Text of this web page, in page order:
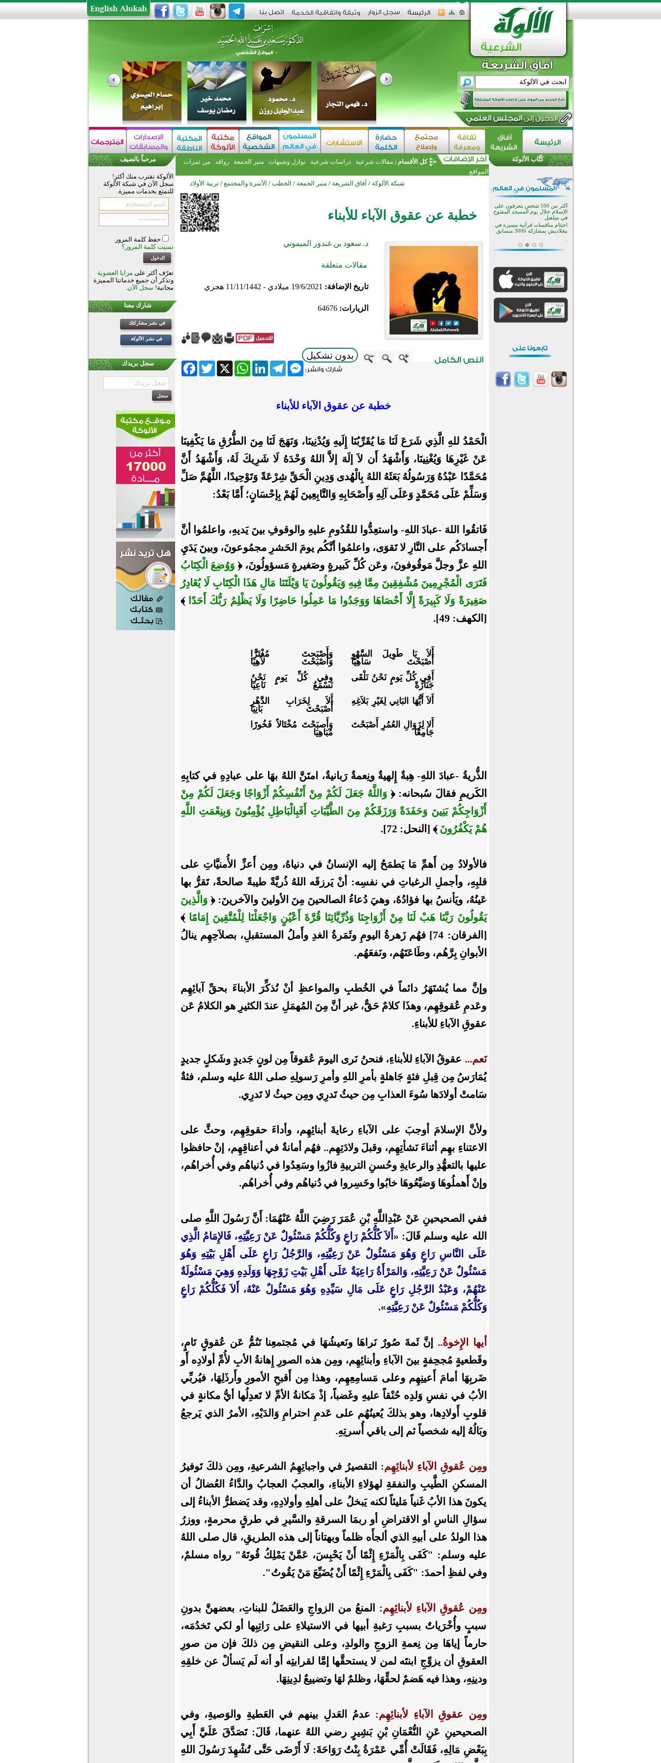
كل الأقسام | مقالات شرعية دراسات شرعية نوازل وشبهات منبر الجمعة روافد
من ثمرات
المواقع
شبكة الألوكة / آفاق الشريعة / منبر الجمعة / الخطب / الأسرة والمجتمع / تربية الأولاد
خطبة عن عقوق الآباء للأبناء
د. سعود بن غندور الميموني
مقالات متعلقة
تاريخ الإضافة: 19/6/2021 ميلادي - 11/11/1442 هجري
الزيارات:64676
بدون تشكيل
FacebookTwitter X
WhatsAppLinkedInTelegram
Messenger
خطبة عن عقوق الآباء للأبناء
الْحَمْدُ للهِ الَّذِي شَرَعَ لَنَا مَا يُقَرِّبُنَا إِلَيهِ وَيُدْنِينَا، وَنَهَجَ لَنَا مِنَ الطُّرُقِ مَا يَكْفِينَا
عَنْ غَيْرِهَا وَيُغْنِينَا، وَأَشْهَدُ أَن لاَ إلَهَ إلاَّ اللهُ وَحْدَهُ لَا شَرِيكَ لَهُ، وَأَشْهَدُ أَنَّ
مُحَمَّدًا عَبْدُهُ وَرَسُولُهُ بَعَثَهُ اللهُ بِالْهُدى وَدِينِ الْحَقِّ شِرْعَةً وَتَوْحِيدًا، اللَّهُمَّ صَلِّ
وَسَلِّمْ عَلَى مُحَمَّدٍ وَعَلَى آلِهِ وَأَصْحَابِهِ وَالتَّابِعِينَ لَهُمْ بِإحْسَانٍ؛ أَمَّا بَعْدُ:
فَاتقُوا اللهَ -عبادَ اللهِ- واستعِدُّوا للقُدُومِ عليهِ والوقوفِ بينَ يَديهِ، واعلمُوا أنَّ
أَجسادَكُم على النَّارِ لا تَقوَى، واعلمُوا أنَّكُم يومَ الحَشرِ مجمُوعونَ، وبينَ يَدَيِ
اللهِ عزَّ وجلَّ مَوقُوفونَ، وعَن كُلِّ كَبيرةٍ وصَغيرةٍ مَسؤولُونَ، ﴿ وَوُضِعَ الْكِتَابُ
فَتَرَى الْمُجْرِمِينَ مُشْفِقِينَ مِمَّا فِيهِ وَيَقُولُونَ يَا وَيْلَتَنَا مَالِ هَذَا الْكِتَابِ لَا يُغَادِرُ
صَغِيرَةً وَلَا كَبِيرَةً إِلَّا أَحْصَاهَا وَوَجَدُوا مَا عَمِلُوا حَاضِرًا وَلَا يَظْلِمُ رَبُّكَ أَحَدًا ﴾
[الكهف: 49].
أَلاَ يَا طَوِيلَ السَّهْوِ
أَصْبَحْتَ سَاهِيًا
وَأَصْبَحتَ مُغْتَرًّا
وَأَصْبَحْتَ لاَهِيَا
أَفِي كُلِّ يَومٍ نَحْنُ نَلْقَى
جَنَازَةً
وفي كُلِّ يَومٍ نَحْنُ
نَسْمَعُ نَاعِيَا
أَلاَ أَيُّهَا البَانِي لِغَيْرِ بَلاَغِهِ
أَلاَ لِخَرَابِ الدَّهْرِ
أَصْبَحْتَ بَانِيَا
أَلا لِزَوَالِ العُمُرِ أَصْبَحْتَ
جَامِعًا
وَأَصبَحْتَ مُخْتَالاً فَخُورًا
مُبَاهِيَا
الذُّريةُ -عبادَ اللهِ- هِبةٌ إِلهيةٌ ونِعمةٌ رَبانيةٌ، امتَنَّ اللهُ بهَا على عبادِهِ في كتابِهِ
الكَريمِ فقالَ سُبحانه: ﴿وَاللَّهُ جَعَلَ لَكُمْ مِنْ أَنْفُسِكُمْ أَزْوَاجًا وَجَعَلَ لَكُمْ مِنْ
أَزْوَاجِكُمْ بَنِينَ وَحَفَدَةً وَرَزَقَكُمْ مِنَ الطَّيِّبَاتِ أَفَبِالْبَاطِلِ يُؤْمِنُونَ وَبِنِعْمَتِ اللَّهِ
هُمْ يَكْفُرُونَ ﴾ [النحل: 72].
فالأولادُ مِن أَهمِّ مَا يَطمَحُ إليه الإنسانُ في دنياهُ، ومِن أَعزِّ الأُمنيَّاتِ على
قلبِهِ، وأجملِ الرغباتِ في نفسِه: أنْ يَرزقَه اللهُ ذُريَّةً طيبةً صالحةً، تَقرُّ بها
عَينُهُ، ويَأنسُ بها فؤادُهُ، وهيَ دُعاءُ الصالحينَ مِنَ الأولينَ والآخرينَ: ﴿ وَالَّذِينَ
يَقُولُونَ رَبَّنَا هَبْ لَنَا مِنْ أَزْوَاجِنَا وَذُرِّيَّاتِنَا قُرَّةَ أَعْيُنٍ وَاجْعَلْنَا لِلْمُتَّقِينَ إِمَامًا ﴾
[الفرقان: 74] فهُم زَهرةُ اليومِ وثَمَرةُ الغدِ وأَملُ المستقبلِ، بصلاَحِهِم ينالُ
الأبوانِ بِرَّهُم، وطَاعَتَهُم، ونَفعَهُم.
وإنَّ مما يُشتَهَرُ دائماً في الخُطبِ والمواعظِ أنْ نُذكِّرَ الأبناءَ بحقِّ آبائِهِم
وعَدمِ عُقوقِهِم، وهذَا كلامٌ حَقٌّ، غير أنَّ مِنَ المُهمَلِ عندَ الكثيرِ هو الكلامُ عَن
عقوقِ الآباءِ للأبناءِ.
نَعم... عقوقُ الآباءِ للأبناءِ، فنحنُ نَرى اليومَ عُقوقاً مِن لونٍ جَديدٍ وشَكلٍ جديدٍ
يُمَارَسُ مِن قِبلِ فئةٍ جَاهلةٍ بأمرِ اللهِ وأمرِ رَسولِهِ صلى اللهُ عليه وسلم، فئةٌ
سَامتْ أولادَها سُوءَ العذابِ مِن حيثُ تَدرِي ومِن حيثُ لا تَدرِي.
ولأنَّ الإسلامَ أوجبَ على الآباءِ رعايةَ أبنائِهِم، وأداءَ حقوقِهِم، وحثَّ على
الاعتناءِ بهِم أثناءَ نَشأتِهِم، وقبلَ ولادَتِهِم.. فهُم أمانةٌ في أعناقِهِم، إنْ حافظوا
عليها بالتعهُّدِ والرعايةِ وحُسنِ التربيةِ فازُوا وسَعِدُوا في دُنياهُم وفي أُخراهُم،
وإنْ أَهملُوهَا وَضيَّعُوهَا خابُوا وخَسِروا في دُنياهُم وفي أُخراهُم.
ففي الصحيحينِ عَنْ عَبْدِاللَّهِ بْنِ عُمَرَ رَضِيَ اللَّهُ عَنْهُمَا: أَنَّ رَسُولَ اللَّهِ صلى
الله عليه وسلم قَالَ: « أَلاَ كُلُّكُمْ رَاعٍ وَكُلُّكُمْ مَسْئُولٌ عَنْ رَعِيَّتِهِ، فَالإِمَامُ الَّذِي
عَلَى النَّاسِ رَاعٍ وَهُوَ مَسْئُولٌ عَنْ رَعِيَّتِهِ، وَالرَّجُلُ رَاعٍ عَلَى أَهْلِ بَيْتِهِ وَهُوَ
مَسْئُولٌ عَنْ رَعِيَّتِهِ، وَالمَرْأَةُ رَاعِيَةٌ عَلَى أَهْلِ بَيْتِ زَوْجِهَا وَوَلَدِهِ وَهِيَ مَسْئُولَةٌ
عَنْهُمْ، وَعَبْدُ الرَّجُلِ رَاعٍ عَلَى مَالِ سَيِّدِهِ وَهُوَ مَسْئُولٌ عَنْهُ، أَلاَ فَكُلُّكُمْ رَاعٍ
وَكُلُّكُمْ مَسْئُولٌ عَنْ رَعِيَّتِهِ».
أيها الإِخوةُ.. إنَّ ثَمةَ صُورٌ نَراهَا ونَعيشُهَا في مُجتمعِنا تَنُمُّ عَن عُقوقٍ تَامٍ،
وقَطعيةٍ مُجحِفةٍ بينَ الآباءِ وأبنائِهِم، ومِن هذه الصورِ إِهانةُ الأبِ لأُمِّ أولادِه أَو
ضَربِهَا أمامَ أَعينِهِم وعلى مَسامِعِهِم، وهذا مِن أَقبحِ الأمورِ وأَرذَلِهَا، فيُربِّي
الأبُ في نفسِ وَلدِه حُنْقاً عليهِ وغَضباً، إذْ مَكانةُ الأمِّ لا تَعدِلُها أيُّ مكانةٍ في
قلوبِ أَولادِها، وهو بذلكَ يُعينُهُم على عَدمِ احترامِ وَالدَيْهِ، الأمرُ الذي يَرجعُ
وبَالُهُ إليه شخصياً ثم إلى باقي أُسرتِهِ.
ومِن عُقوقِ الآباءِ لأبنائِهِم: التقصيرُ في واجباتِهِمُ الشرعيةِ، ومِن ذلكَ تَوفيرُ
المسكنِ الطَّيبِ والنفقةِ لهؤلاءِ الأبناءِ، والعجبُ العجابُ والدَّاءُ العُضالُ أن
يكونَ هذا الأبُ غَنياً مَليئاً لكنه يَبخلُ على أهلِهِ وأولادِهِ، وقد يَضطرُّ الأبناءُ إلى
سؤالِ الناسِ أو الاقتراضِ أو ربمَا السرقةِ والسَّيرِ في طرقٍ محرمةٍ، ووزرُ
هذا الولدُ على أبيهِ الذي ألجأَه ظلماً وبهتاناً إلى هذه الطريقِ، قال صلى اللهُ
عليه وسلم: "كَفَى بِالْمَرْءِ إِثْمًا أَنْ يَحْبِسَ، عَمَّنْ يَمْلِكُ قُوتَهُ" رواه مسلمٌ،
وفي لفظِ أحمدَ: "كَفَى بِالْمَرْءِ إِثْمًا أَنْ يُضَيِّعَ مَنْ يَقُوتُ".
ومِن عُقوقِ الآباءِ لأبنائِهِم: ‏ المنعُ من الزواجِ والعَضَلُ للبناتِ، بعضهنَّ بدونِ
سببٍ وأُخْرَياتٌ بسببِ رَغبةِ أبيها في الاستيلاءِ على رَاتِبِها أو لكي تَخدُمَه،
حارماً إياهَا مِن نِعمةِ الزوجِ والولدِ، وعلى النقيضِ مِن ذلكَ فإن من صورِ
العقوقِ أن يزوِّجِ ابنتَه لمن لا يستحقَّها إمَّا لقرابتِه أو أنه لَم يَسألْ عن خلقِهِ
ودينِهِ، وهذا فيه هَضمٌ لحقِّهَا، وظلمٌ لهَا وتضييعٌ لدِينِهَا.
ومِن عقوقِ الآباءِ لأبنائِهِم: عدمُ العَدلِ بينهم في العَطيةِ والوَصيةِ، وفي
الصحيحينِ عَنِ النُّعْمَانِ بْنِ بَشِيرٍ رضي اللهُ عنهما، قَالَ: تَصَدَّقَ عَلَيَّ أَبِي
بِبَعْضِ مَالِهِ، فَقَالَتْ أُمِّي عَمْرَةُ بِنْتُ رَوَاحَةَ: لَا أَرْضَى حَتَّى تُشْهِدَ رَسُولَ اللهِ
مرحباً بالضيف
الألوكة تقترب منك أكثر!
سجل الآن في شبكة الألوكة
للتمتع بخدمات مميزة.
حفظ كلمة المرور
نسيت كلمة المرور؟
تعرّف أكثر على مزايا العضوية
وتذكر أن جميع خدماتنا المميزة
مجانية! سجل الآن.
شارك معنا
في نشر مشاركتك
في نشر الألوكة
سجل بريدك
كُتَّاب الألوكة
القرآن والتربية في صدارة البرامج
الصيفية للمسلمين في بينزا
وساراتوف وموردوفيا هذا العام
اختتام الدورة التاسعة لمسابقة حفظ
وتلاوة القرآن الكريم في أزناكاييف
في ميلفيل
اختتام منافسات قرآنية متميزة في
بنغلاديش بمشاركة 3000 متسابق
أكثر من 400 طالب يشاركون في
مسابقة المعلومات الإسلامية
بأستراليا
افتتاح تاريخي لأول مسجد في بلييفليا
بالجبل الأسود منذ أكثر من قرن
منطقة ريبوفسي تحتفل بميلاد
مسجد جديد في أجواء إيمانية مميزة
أستراليا يفتتح أبوابه بعد سنوات من
العمل والعطاء
القرآن والتربية في صدارة البرامج
الصيفية للمسلمين في بينزا
اختتام الدورة التاسعة لمسابقة حفظ
وتلاوة القرآن الكريم في أزناكاييف
أكثر من 100 شخص يتعرفون على
بنغلاديش بمشاركة 3000 متسابق